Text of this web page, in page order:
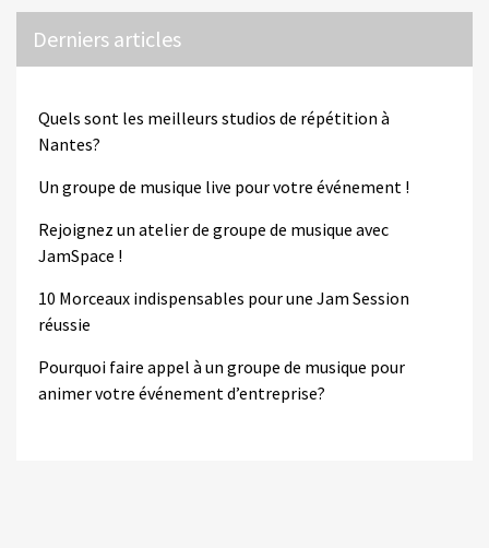
Derniers articles
Quels sont les meilleurs studios de répétition à
Nantes?
Un groupe de musique live pour votre événement !
Rejoignez un atelier de groupe de musique avec
JamSpace !
10 Morceaux indispensables pour une Jam Session
réussie
Pourquoi faire appel à un groupe de musique pour
animer votre événement d’entreprise?